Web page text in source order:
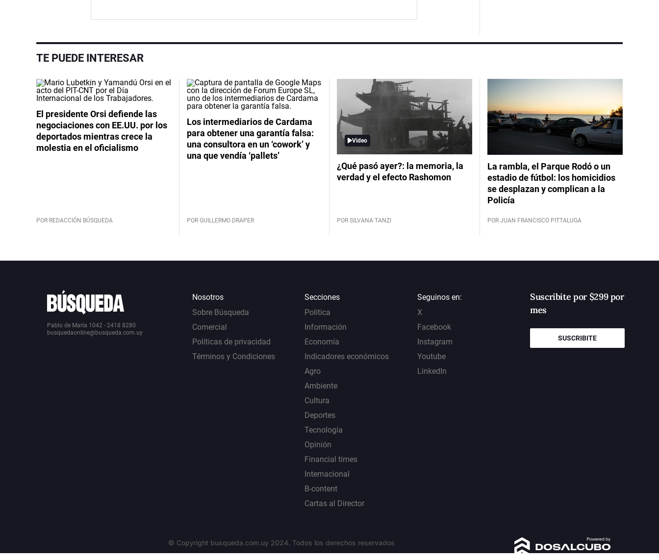
TE PUEDE INTERESAR
El presidente Orsi defiende las
negociaciones con EE.UU. por los
deportados mientras crece la
molestia en el oficialismo
POR REDACCIÓN BÚSQUEDA
Los intermediarios de Cardama
para obtener una garantía falsa:
una consultora en un ‘cowork’ y
una que vendía ‘pallets’
POR GUILLERMO DRAPER
Video
¿Qué pasó ayer?: la memoria, la
verdad y el efecto Rashomon
POR SILVANA TANZI
La rambla, el Parque Rodó o un
estadio de fútbol: los homicidios
se desplazan y complican a la
Policía
POR JUAN FRANCISCO PITTALUGA
Pablo de María 1042 - 2418 8280
busquedaonline@busqueda.com.uy
Nosotros
Sobre Búsqueda
Comercial
Políticas de privacidad
Términos y Condiciones
Secciones
Política
Información
Economía
Indicadores económicos
Agro
Ambiente
Cultura
Deportes
Tecnología
Opinión
Financial times
Internacional
B-content
Cartas al Director
Seguinos en:
X
Facebook
Instagram
Youtube
LinkedIn
Suscribite por $299 por
mes
SUSCRIBITE
© Copyright busqueda.com.uy 2024. Todos los derechos reservados